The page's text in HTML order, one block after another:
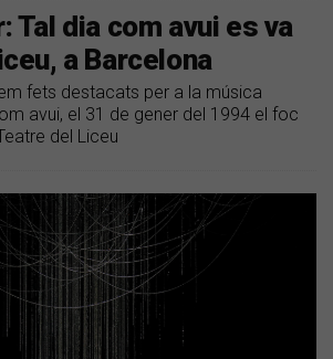
Tal dia com avui es va
a Barcelona
fets destacats per a la música
avui, el 31 de gener del 1994 el foc
del Liceu